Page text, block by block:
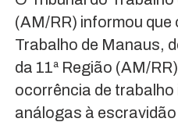
(AM/RR) informou que
Trabalho de Manaus,
da 11ª Região (AM/
ocorrência de
análogas à